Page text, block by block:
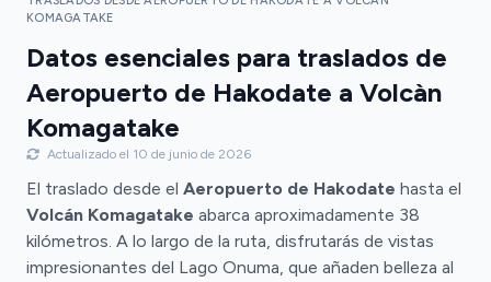
KOMAGATAKE
Datos esenciales para traslados de
Aeropuerto de Hakodate a Volcàn
Komagatake
Actualizado el 10 de junio de 2026
El traslado desde el Aeropuerto de Hakodate hasta el
Volcán Komagatake abarca aproximadamente 38
kilómetros. A lo largo de la ruta, disfrutarás de vistas
impresionantes del Lago Onuma, que añaden belleza al